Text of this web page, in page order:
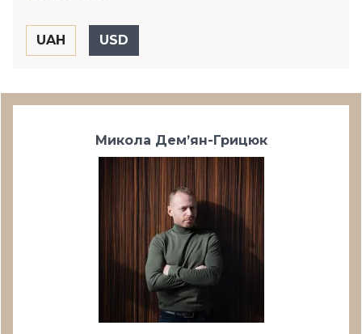
Микола Дем’ян-Грицюк